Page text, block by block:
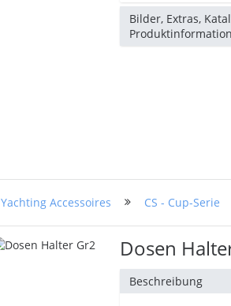
Bilder, Extras,
Yachting Accessoires CS - Cup-Serie
Dosen
Beschreibung